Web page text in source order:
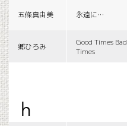
五條真由美 永遠に…
郷ひろみ
Good Times Bad
Times
h